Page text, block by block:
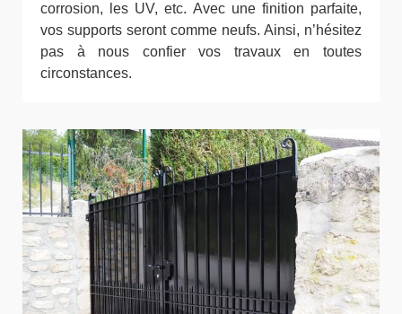
corrosion, les UV, etc. Avec une finition parfaite,
vos supports seront comme neufs. Ainsi, n’hésitez
pas à nous confier vos travaux en toutes
circonstances.